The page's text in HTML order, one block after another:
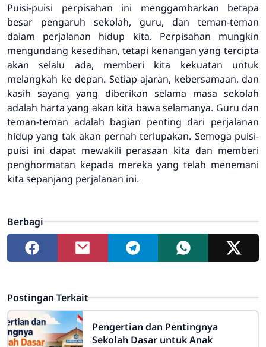
Puisi-puisi perpisahan ini menggambarkan betapa
besar pengaruh sekolah, guru, dan teman-teman
dalam perjalanan hidup kita. Perpisahan mungkin
mengundang kesedihan, tetapi kenangan yang tercipta
akan selalu ada, memberi kita kekuatan untuk
melangkah ke depan. Setiap ajaran, kebersamaan, dan
kasih sayang yang diberikan selama masa sekolah
adalah harta yang akan kita bawa selamanya. Guru dan
teman-teman adalah bagian penting dari perjalanan
hidup yang tak akan pernah terlupakan. Semoga puisi-
puisi ini dapat mewakili perasaan kita dan memberi
penghormatan kepada mereka yang telah menemani
kita sepanjang perjalanan ini.
Berbagi
Postingan Terkait
Pengertian dan Pentingnya
Sekolah Dasar untuk Anak